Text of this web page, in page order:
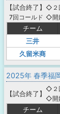
【試合終了 】
7回コールド
◇２
◇開
チーム
三井
久留米商
2025年 春季福
【試合終了 】
◇２
◇開
チーム